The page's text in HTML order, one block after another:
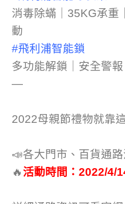
消毒除蟎｜35KG承重
動
#飛利浦智能鎖
多功能解鎖｜安全警
—
2022母親節禮物就靠
📣各大門市、百貨通
🔥活動時間：2022/4/